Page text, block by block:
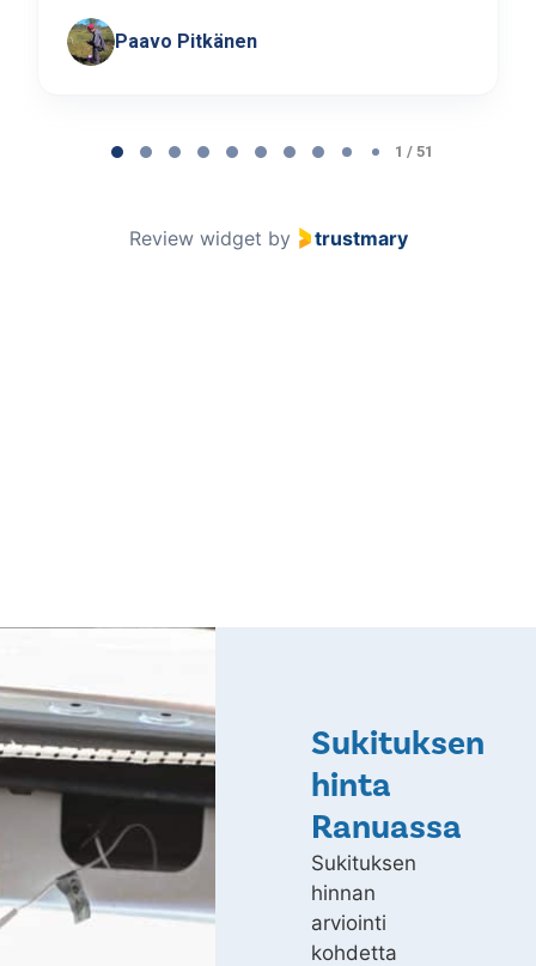
Paavo Pitkänen
1 / 51
Review widget by trustmary
Sukituksen
hinta
Ranuassa
Sukituksen
hinnan
arviointi
kohdetta